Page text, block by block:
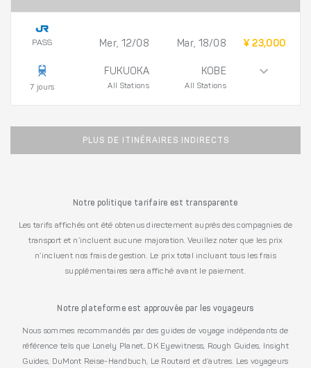
PASS
7 jours
Mer, 12/08
FUKUOKA
All Stations
Mar, 18/08
KOBE
All Stations
¥ 23,000
PLUS DE ITINÉRAIRES INDIRECTS
Notre politique tarifaire est transparente
Les tarifs affichés ont été obtenus directement auprès des compagnies de
transport et n’incluent aucune majoration. Veuillez noter que les prix
n’incluent nos frais de gestion. Le prix total incluant tous les frais
supplémentaires sera affiché avant le paiement.
Notre plateforme est approuvée par les voyageurs
Nous sommes recommandés par des guides de voyage indépendants de
référence tels que Lonely Planet, DK Eyewitness, Rough Guides, Insight
Guides, DuMont Reise-Handbuch, Le Routard et d’autres. Les voyageurs